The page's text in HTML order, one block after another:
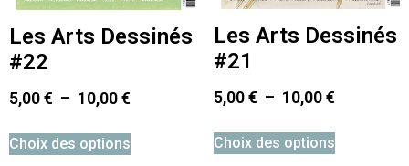
Les Arts Dessinés
#22
5,00€ – 10,00€
Choix des options
Les Arts Dessinés
#21
5,00€ – 10,00€
Choix des options